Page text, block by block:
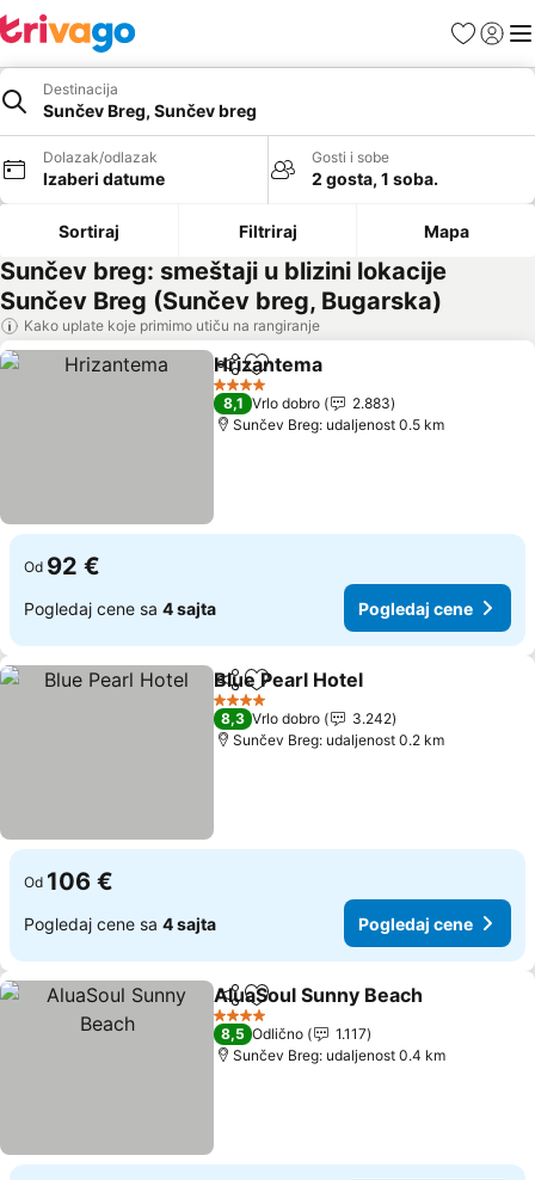
FavoritiPrijavi
Destinacija
Sunčev Breg, Sunčev breg
Dolazak/odlazak
Izaberi datume
Gosti i sobe
2 gosta, 1 soba.
Sortiraj Filtriraj Mapa
Sunčev breg: smeštaji u blizini lokacije
Sunčev Breg (Sunčev breg, Bugarska)
Kako uplate koje primimo utiču na rangiranje
Deli Dodati u favorite
Hrizantema
4 Zvezdice
8,1 Vrlo dobro
2.883
Sunčev Breg: udaljenost 0.5 km
Od 92 €
Pogledaj cene sa 4 sajta Pogledaj cene
Deli Dodati u favorite
Blue Pearl Hotel
4 Zvezdice
8,3 Vrlo dobro
3.242
Sunčev Breg: udaljenost 0.2 km
Od 106 €
Pogledaj cene sa 4 sajta Pogledaj cene
Deli Dodati u favorite
AluaSoul Sunny Beach
4 Zvezdice
8,5 Odlično
1.117
Sunčev Breg: udaljenost 0.4 km